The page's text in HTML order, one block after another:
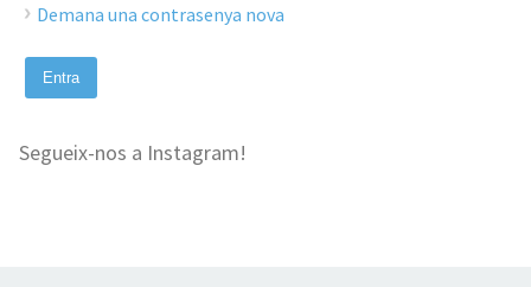
Demana una contrasenya nova
Segueix-nos a Instagram!